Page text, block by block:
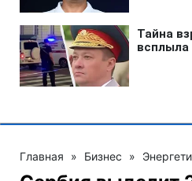
Главная » Бизнес »